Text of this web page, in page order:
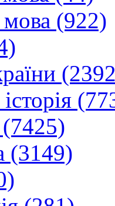
мова (922)
(3149)